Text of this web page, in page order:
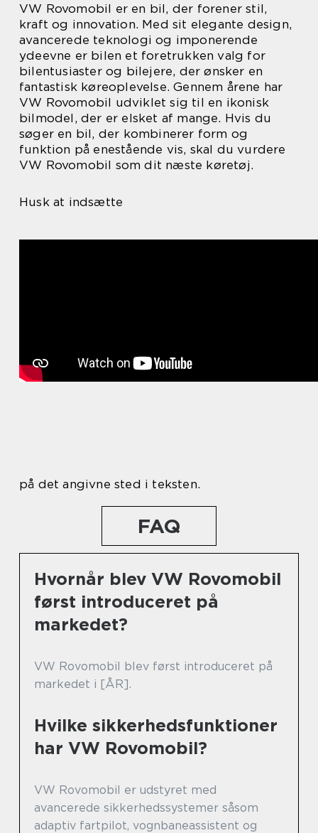
VW Rovomobil er en bil, der forener stil,
kraft og innovation. Med sit elegante design,
avancerede teknologi og imponerende
ydeevne er bilen et foretrukken valg for
bilentusiaster og bilejere, der ønsker en
fantastisk køreoplevelse. Gennem årene har
VW Rovomobil udviklet sig til en ikonisk
bilmodel, der er elsket af mange. Hvis du
søger en bil, der kombinerer form og
funktion på enestående vis, skal du vurdere
VW Rovomobil som dit næste køretøj.
Husk at indsætte
på det angivne sted i teksten.
FAQ
Hvornår blev VW Rovomobil
først introduceret på
markedet?
VW Rovomobil blev først introduceret på
markedet i [ÅR].
Hvilke sikkerhedsfunktioner
har VW Rovomobil?
VW Rovomobil er udstyret med
avancerede sikkerhedssystemer såsom
adaptiv fartpilot, vognbaneassistent og